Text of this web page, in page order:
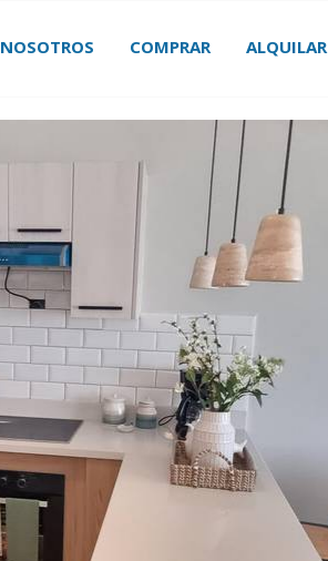
NOSOTROS COMPRAR ALQUILAR